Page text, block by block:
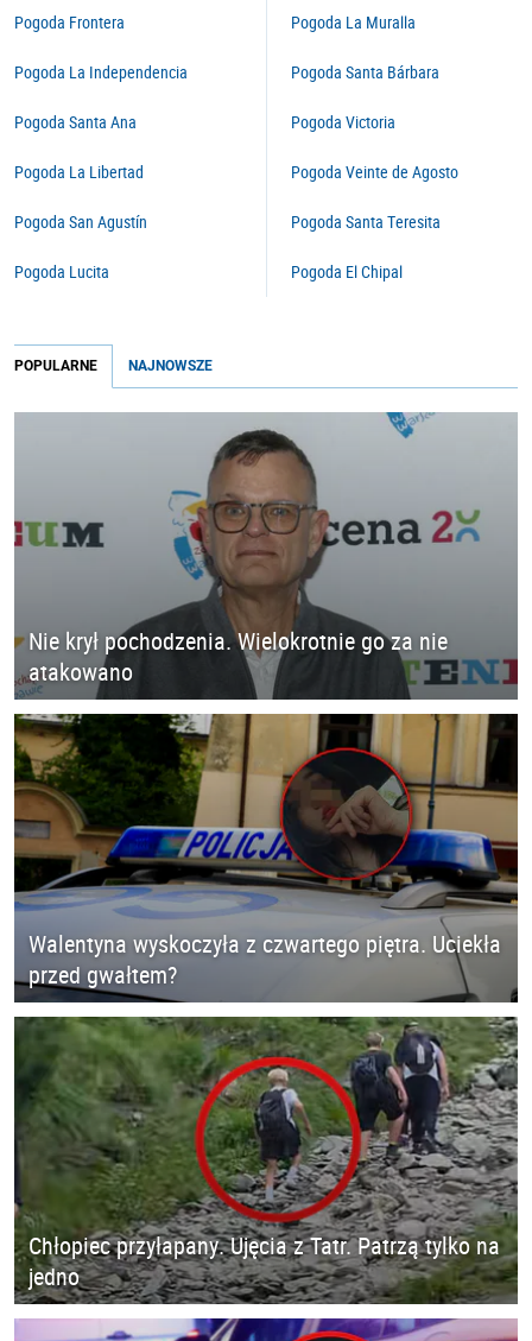
Pogoda Frontera
Pogoda La Independencia
Pogoda Santa Ana
Pogoda La Libertad
Pogoda San Agustín
Pogoda Lucita
Pogoda La Muralla
Pogoda Santa Bárbara
Pogoda Victoria
Pogoda Veinte de Agosto
Pogoda Santa Teresita
Pogoda El Chipal
POPULARNE NAJNOWSZE
Nie krył pochodzenia. Wielokrotnie go za nie
atakowano
Walentyna wyskoczyła z czwartego piętra. Uciekła
przed gwałtem?
Chłopiec przyłapany. Ujęcia z Tatr. Patrzą tylko na
jedno